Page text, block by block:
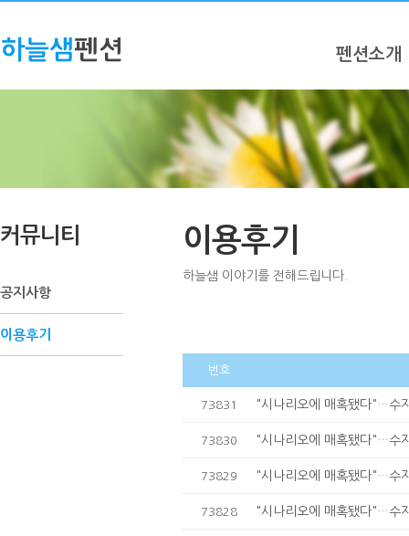
펜션소개
커뮤니티
공지사항
이용후기
이용후기
하늘샘 이야기를 전해드립니다.
번호
73831 "시나리오에 매혹됐다"…수
73830 "시나리오에 매혹됐다"…수
73829 "시나리오에 매혹됐다"…수
73828 "시나리오에 매혹됐다"…수